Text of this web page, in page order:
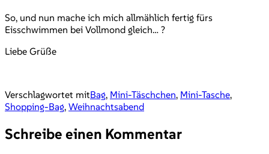
So, und nun mache ich mich allmählich fertig fürs
Eisschwimmen bei Vollmond gleich… ?
Liebe Grüße
Verschlagwortet mitBag, Mini-Täschchen, Mini-Tasche,
Shopping-Bag, Weihnachtsabend
Schreibe einen Kommentar